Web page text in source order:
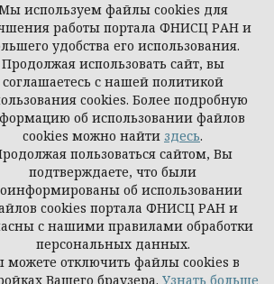
персональных
наука и социальная практика,
используем файлы cookies для
работы портала ФНИСЦ РАН и
удобства его использования.
Продолжая использовать сайт, вы
соглашаетесь с нашей политикой
cookies. Более подробную
об использовании файлов
cookies можно найти здесь.
пользоваться сайтом, Вы
подтверждаете, что были
об использовании
cookies портала ФНИСЦ РАН и
с нашими правилами обработки
персональных данных.
можете отключить файлы cookies в
Вашего браузера. Узнать больше